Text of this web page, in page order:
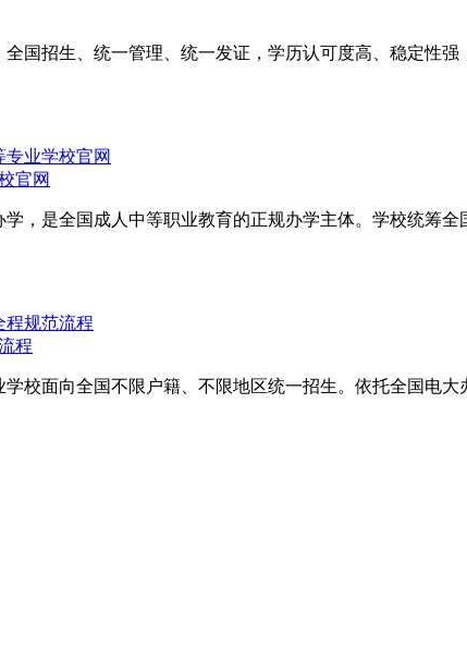
国招生、统一管理、统一发证，学历认可度高、稳定性
官网
，是全国成人中等职业教育的正规办学主体。学校统筹
程
校面向全国不限户籍、不限地区统一招生。依托全国电